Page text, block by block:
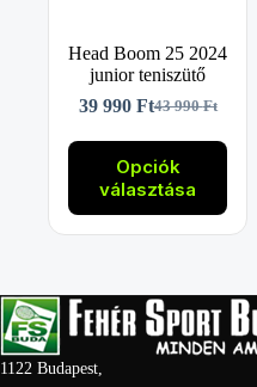
Head Boom 25 2024
junior teniszütő
43 990Ft
Original
price
was:
43
990 Ft.
39 990 FtCurrent
price
is:
39
990 Ft.
Opciók
választása
Ennek
a
terméknek
változatok
a
termékoldalon
választhatók
1122 Budapest,